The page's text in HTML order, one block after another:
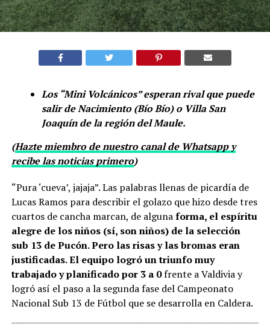
Los “Mini Volcánicos” esperan rival que puede
salir de Nacimiento (Bío Bío) o Villa San
Joaquín de la región del Maule.
(Hazte miembro de nuestro canal de Whatsapp y
recibe las noticias primero)
“Pura ‘cueva’, jajaja”. Las palabras llenas de picardía de
Lucas Ramos para describir el golazo que hizo desde tres
cuartos de cancha marcan, de algunaforma, el espíritu
alegre de los niños (sí, son niños) de la selección
sub 13 de Pucón. Pero las risas y las bromas eran
justificadas. El equipo logró un triunfo muy
trabajado y planificado por 3 a 0frente a Valdivia y
logró así el paso a la segunda fase del Campeonato
Nacional Sub 13 de Fútbol que se desarrolla en Caldera.